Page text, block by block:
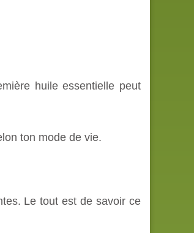
huile essentielle peut
ton mode de vie.
Le tout est de savoir ce